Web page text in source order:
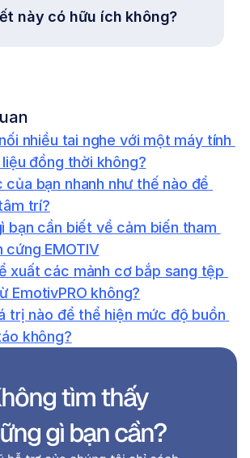
này có hữu ích không?
nhiều tai nghe với một máy tính
đồng thời không?
bạn nhanh như thế nào để
trí?
bạn cần biết về cảm biến tham
cứng EMOTIV
xuất các mảnh cơ bắp sang tệp
EmotivPRO không?
trị nào để thể hiện mức độ buồn
không?
tìm thấy
gì bạn cần?